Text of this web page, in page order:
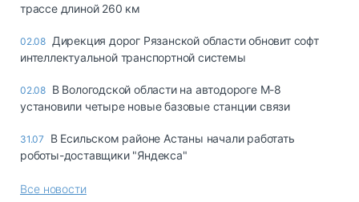
трассе длиной 260 км
02.08 Дирекция дорог Рязанской области обновит софт
интеллектуальной транспортной системы
02.08 В Вологодской области на автодороге М-8
установили четыре новые базовые станции связи
31.07
В Есильском районе Астаны начали работать
роботы-доставщики "Яндекса"
Все новости